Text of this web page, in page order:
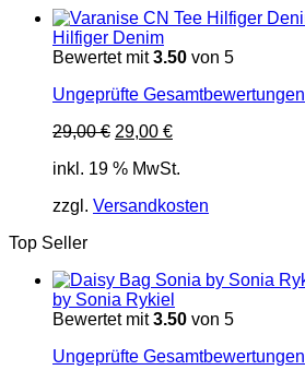
Hilfiger Denim
Bewertet mit3.50 von 5
Ungeprüfte Gesamtbewertungen
29,00€ Ursprünglicher
war:
29,00 €Aktueller
ist:
inkl. 19 % MwSt.
zzgl. Versandkosten
Top Seller
by Sonia Rykiel
Bewertet mit3.50 von 5
Ungeprüfte Gesamtbewertungen